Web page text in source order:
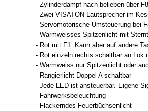
- Zylinderdampf nach belieben über
- Zwei VISATON Lautsprecher im
- Servomotorische Umsteuerung bei
- Warmweisses Spitzenlicht mit
- Rot mit F1. Kann aber auf andere
- Rot einzeln rechts schaltbar an Lok
- Warmweiss nur Spitzenlicht oder
- Rangierlicht Doppel A schaltbar
- Jede LED ist ansteuerbar. Eigene
- Fahrwerksbeleuchtung
- Flackerndes Feuerbüchsenlicht